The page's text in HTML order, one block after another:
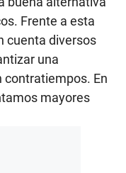
Frente a esta
cuenta diversos
una
contratiempos. En
mayores